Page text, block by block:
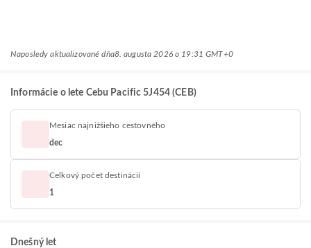
Naposledy aktualizované dňa8. augusta 2026 o 19:31 GMT+0
Informácie o lete Cebu Pacific 5J454 (CEB)
Mesiac najnižšieho cestovného
dec
Celkový počet destinácií
1
Dnešný let